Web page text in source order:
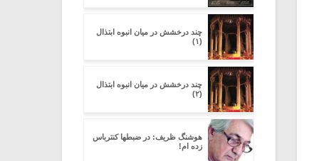
چند درخشش در میان انبوه ابتذال
(۱)
چند درخشش در میان انبوه ابتذال
(۲)
هوشنگ ظریف: در ضبطها کنترباس
زده ام!